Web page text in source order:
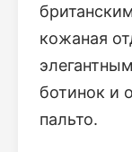
кожаная
ботинок и
пальто.